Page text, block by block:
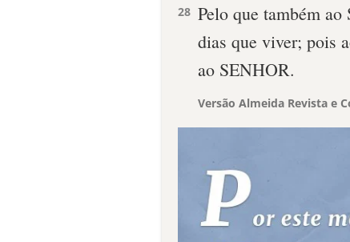
28 Pelo que também
dias que viver; pois
ao SENHOR.
Versão Almeida Revista e